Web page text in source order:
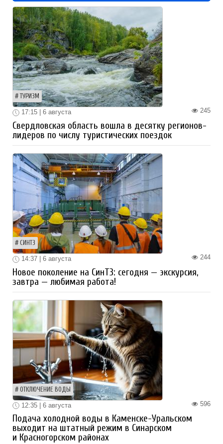
ТУРИЗМ
245
17:15 | 6 августа
Свердловская область вошла в десятку регионов-
лидеров по числу туристических поездок
СИНТЗ
244
14:37 | 6 августа
Новое поколение на СинТЗ: сегодня — экскурсия,
завтра — любимая работа!
ОТКЛЮЧЕНИЕ ВОДЫ
596
12:35 | 6 августа
Подача холодной воды в Каменске-Уральском
выходит на штатный режим в Синарском
и Красногорском районах